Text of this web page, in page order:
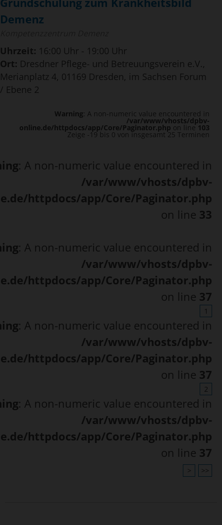
Demenz
Uhrzeit: 16:00 Uhr - 19:00 Uhr
Ort: Dresdner Pflege- und Betreuungsverein e.V.,
Merianplatz 4, 01169 Dresden, im Sachsen Forum
/ Ebene 2
Warning : A non-numeric value encountered in
/var/www/vhosts/dpbv-
online.de/httpdocs/app/Core/Paginator.php on line 103
Zeige -19 bis 0 von insgesamt 25 Terminen
: A non-numeric value encountered in
/var/www/vhosts/dpbv-
httpdocs/app/Core/Paginator.php
on line 33
: A non-numeric value encountered in
/var/www/vhosts/dpbv-
httpdocs/app/Core/Paginator.php
on line 37
1
: A non-numeric value encountered in
/var/www/vhosts/dpbv-
httpdocs/app/Core/Paginator.php
on line 37
2
: A non-numeric value encountered in
/var/www/vhosts/dpbv-
httpdocs/app/Core/Paginator.php
on line 37
> >>